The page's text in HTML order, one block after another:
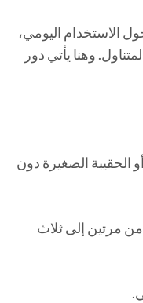
الاستخدام اليومي،
وهنا يأتي دور
الحقيبة الصغيرة دون
مرتين إلى ثلاث